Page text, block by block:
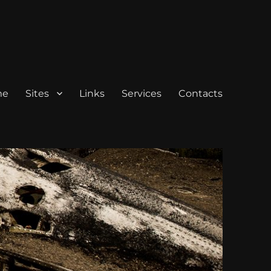
Sites Links Services Contacts